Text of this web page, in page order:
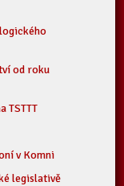
od roku
TSTTT
v Komni
legislativě